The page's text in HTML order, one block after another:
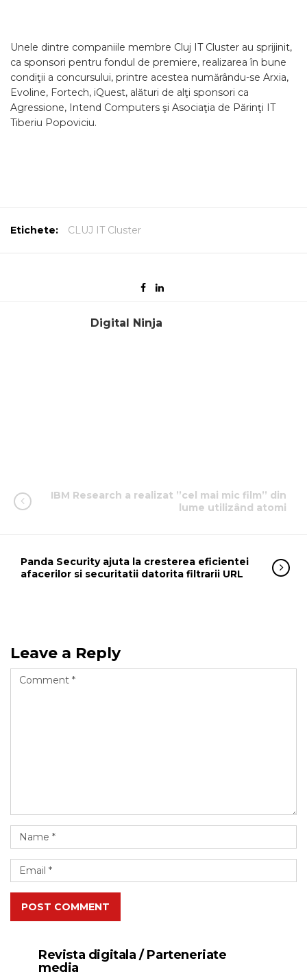
Unele dintre companiile membre Cluj IT Cluster au sprijinit,
ca sponsori pentru fondul de premiere, realizarea în bune
condiţii a concursului, printre acestea numărându-se Arxia,
Evoline, Fortech, iQuest, alături de alţi sponsori ca
Agressione, Intend Computers şi Asociaţia de Părinţi IT
Tiberiu Popoviciu.
Etichete: CLUJ IT Cluster
Digital Ninja
IBM Research a realizat ’’cel mai mic film’’ din
lume utilizând atomi
Panda Security ajuta la cresterea eficientei
afacerilor si securitatii datorita filtrarii URL
Leave a Reply
POST COMMENT
Revista digitala / Parteneriate
media